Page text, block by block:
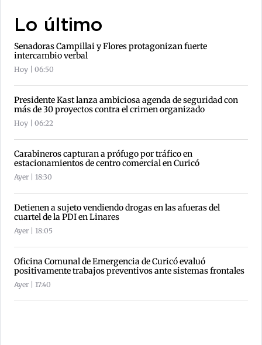
Lo último
Senadoras Campillai y Flores protagonizan fuerte
intercambio verbal
Hoy | 06:50
Presidente Kast lanza ambiciosa agenda de seguridad con
más de 30 proyectos contra el crimen organizado
Hoy | 06:22
Carabineros capturan a prófugo por tráfico en
estacionamientos de centro comercial en Curicó
Ayer | 18:30
Detienen a sujeto vendiendo drogas en las afueras del
cuartel de la PDI en Linares
Ayer | 18:05
Oficina Comunal de Emergencia de Curicó evaluó
positivamente trabajos preventivos ante sistemas frontales
Ayer | 17:40